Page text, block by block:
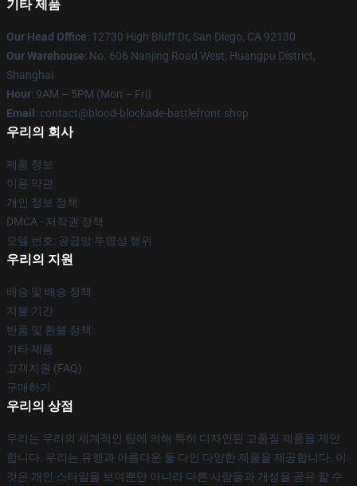
기타 제품
Our Head Office: 12730 High Bluff Dr, San Diego, CA 92130
Our Warehouse: No. 606 Nanjing Road West, Huangpu District,
Shanghai
Hour: 9AM – 5PM (Mon – Fri)
Email : contact@blood-blockade-battlefront.shop
우리의 회사
제품 정보
이용 약관
개인 정보 정책
DMCA - 저작권 정책
모델 번호: 공급망 투명성 행위
우리의 지원
배송 및 배송 정책
지불 기간
반품 및 환불 정책
기타 제품
고객지원 (FAQ)
구매하기
우리의 상점
우리는 우리의 세계적인 팀에 의해 특히 디자인된 고품질 제품을 제안
합니다. 우리는 유행과 아름다운 둘 다인 다양한 제품을 제공합니다. 이
것은 개인 스타일을 보여뿐만 아니라 다른 사람들과 개성을 공유 할 수